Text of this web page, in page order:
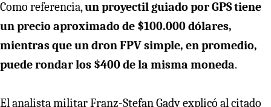
Como referencia,un proyectil guiado por GPS tiene
un precio aproximado de $100.000 dólares,
mientras queun dron FPV simple, en promedio,
puede rondar los $400 de la misma moneda.
El analista militar Franz-Stefan Gady explicó al citado